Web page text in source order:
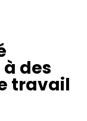
des
travail